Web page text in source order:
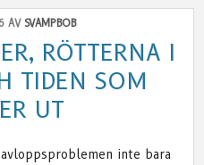
AV SVAMPBOB
RÖTTERNA I
TIDEN SOM
UT
inte bara